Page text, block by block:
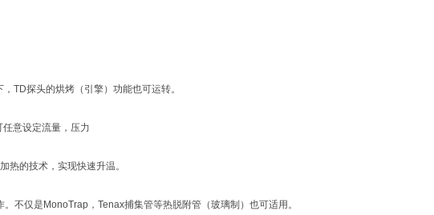
TD探头的烘烤（引擎）功能也可运转。
意设定流量，压力
热的技术，实现快速升温。
不仅是MonoTrap，Tenax捕集管等热脱附管（玻璃制）也可适用。